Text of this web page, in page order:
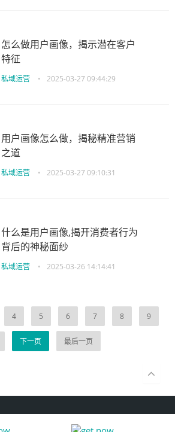
怎么做用户画像，揭示潜在客户
特征
私域运营 • 2025-03-27 09:44:29
用户画像怎么做，揭秘精准营销
之道
私域运营 • 2025-03-27 09:10:31
什么是用户画像,揭开消费者行为
背后的神秘面纱
私域运营 • 2025-03-26 14:14:41
4 5 6 7 8 9
下一页 最后一页